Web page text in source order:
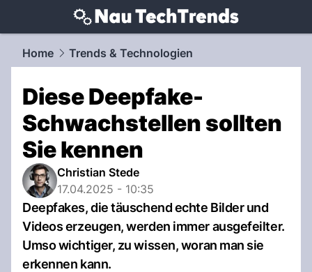
techtrends.NAU.ch
Home Trends & Technologien
Diese Deepfake-
Schwachstellen sollten
Sie kennen
Christian Stede
17.04.2025 - 10:35
Deepfakes, die täuschend echte Bilder und
Videos erzeugen, werden immer ausgefeilter.
Umso wichtiger, zu wissen, woran man sie
erkennen kann.